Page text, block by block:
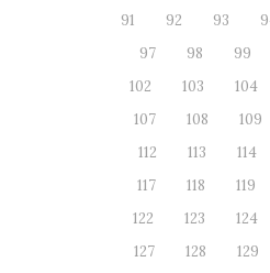
91
92 93
97
98 99
102
103 104
107
108 109
112
113 114
117
118 119
122
123 124
127
128 129